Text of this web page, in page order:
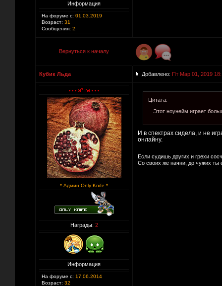
Информация
На форуме с: 01.03.2019
Возраст: 31
Сообщения: 2
Вернуться к началу
Кубик Льда Добавлено: Пт Мар 01, 2019
* Админ Only Knife *
Награды: 2
Информация
На форуме с: 17.06.2014
Возраст: 32
Цитата:
Этот ноунейм играет
И в спектрах сидела, и не
онлайну.
Если судишь других и грехи
Со своих же начни, до чужих ты